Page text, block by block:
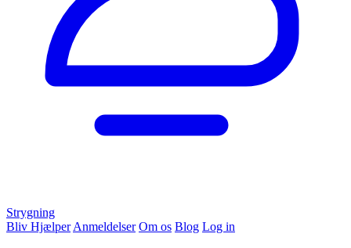
Strygning
Bliv Hjælper Anmeldelser Om os Blog Log in